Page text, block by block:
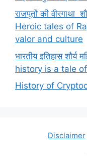
राजपूतों की वीरगाथा
Heroic tales of
valor and culture
भारतीय इतिहास शौर्य
history is a tale
History of
Disclaimer